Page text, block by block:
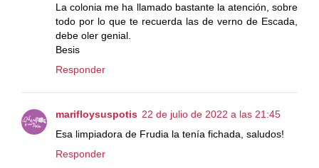
La colonia me ha llamado bastante la atención, sobre
todo por lo que te recuerda las de verno de Escada,
debe oler genial.
Besis
Responder
marifloysuspotis 22 de julio de 2022 a las 21:45
Esa limpiadora de Frudia la tenía fichada, saludos!
Responder